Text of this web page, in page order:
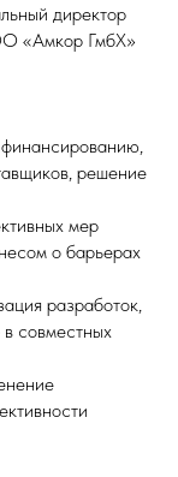
директор
ГмбХ»
финансированию,
решение
мер
о барьерах
разработок,
в совместных